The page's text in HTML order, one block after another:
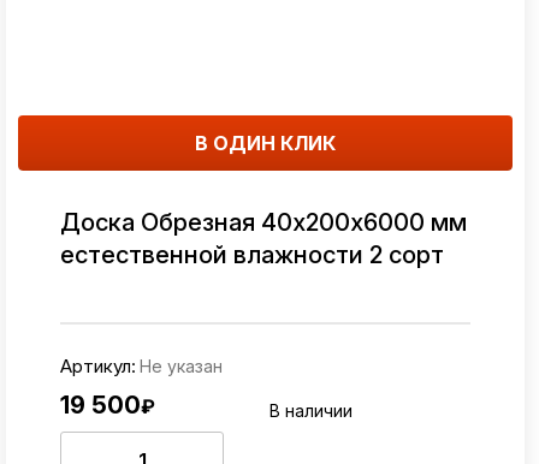
В ОДИН КЛИК
Доска Обрезная 40х200х6000 мм
естественной влажности 2 сорт
Артикул: Не указан
19 500₽ В наличии